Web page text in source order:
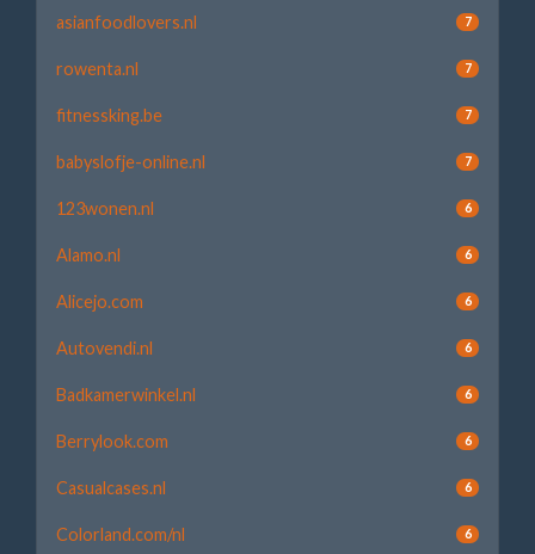
asianfoodlovers.nl 7
rowenta.nl 7
fitnessking.be 7
babyslofje-online.nl 7
123wonen.nl 6
Alamo.nl 6
Alicejo.com 6
Autovendi.nl 6
Badkamerwinkel.nl 6
Berrylook.com 6
Casualcases.nl 6
Colorland.com/nl 6